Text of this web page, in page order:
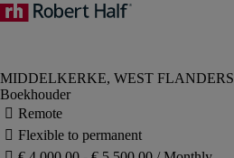
Boekhouder